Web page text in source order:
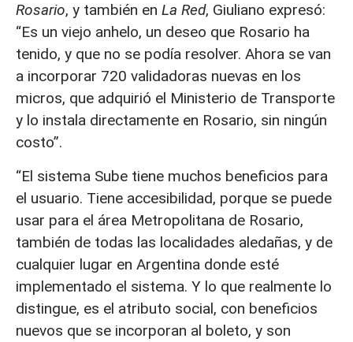
Rosario, y también en La Red, Giuliano expresó:
“Es un viejo anhelo, un deseo que Rosario ha
tenido, y que no se podía resolver. Ahora se van
a incorporar 720 validadoras nuevas en los
micros, que adquirió el Ministerio de Transporte
y lo instala directamente en Rosario, sin ningún
costo”.
“El sistema Sube tiene muchos beneficios para
el usuario. Tiene accesibilidad, porque se puede
usar para el área Metropolitana de Rosario,
también de todas las localidades aledañas, y de
cualquier lugar en Argentina donde esté
implementado el sistema. Y lo que realmente lo
distingue, es el atributo social, con beneficios
nuevos que se incorporan al boleto, y son